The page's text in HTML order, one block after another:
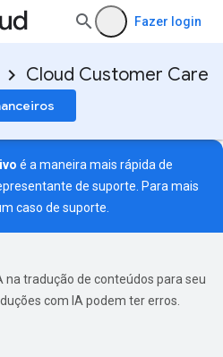
Fazer login
Cloud Customer Care
é a maneira mais rápida de
de suporte. Para mais
caso de suporte
na tradução de conteúdos para seu
com IA podem ter erros.